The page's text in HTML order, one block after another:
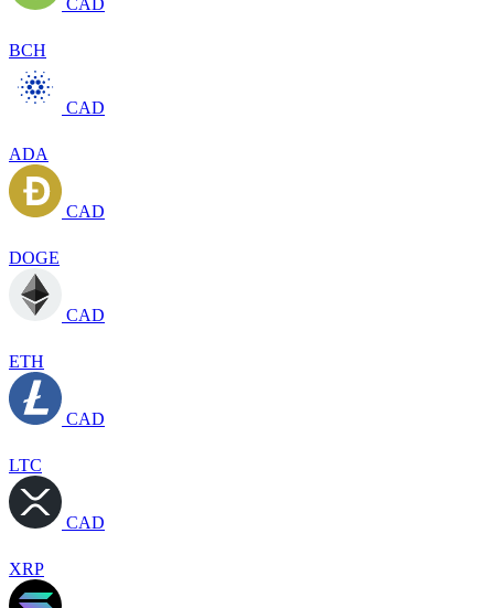
CAD
BCH
CAD
ADA
CAD
DOGE
CAD
ETH
CAD
LTC
CAD
XRP